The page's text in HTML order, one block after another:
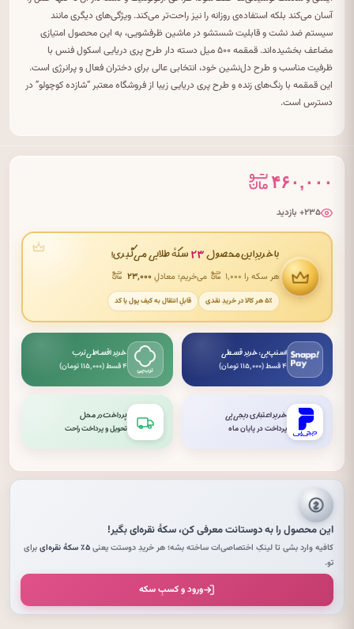
آسان می‌کند بلکه استفاده‌ی روزانه را نیز راحت‌تر می‌کند. ویژگی‌های دیگری مانند
سیستم ضد نشت و قابلیت شستشو در ماشین ظرفشویی، به این محصول امتیازی
مضاعف بخشیده‌اند. قمقمه ۵۰۰ میل دسته دار طرح پری دریایی اسکول فنس با
ظرفیت مناسب و طرح دل‌نشین خود، انتخابی عالی برای دختران فعال و پرانرژی است.
این قمقمه با رنگ‌های زنده و طرح پری دریایی زیبا از فروشگاه معتبر “شازده کوچولو” در
دسترس است.
۴۶۰,۰۰۰
۲۳۵+ بازدید
با خریدِ این محصول ۲۳ سکهٔ طلایی می‌گیری!
هر سکه را ۱٬۰۰۰ می‌خریم؛ معادلِ۲۳٬۰۰۰
۵٪ هر کالا در خریدِ نقدی قابلِ انتقال به کیف پول یا کد
اسنپ‌پی: خرید قسطی
۴ قسط (۱۱۵٬۰۰۰ تومان)
خرید اقساطی ترب
۴ قسط (۱۱۵٬۰۰۰ تومان)
خرید اعتباری دیجی‌پی
پرداخت در پایان ماه
پرداخت در محل
تحویل و پرداخت راحت
این محصول را به دوستانت معرفی کن،سکهٔ نقره‌ایبگیر!
کافیه وارد بشی تا لینکِ اختصاصی‌ات ساخته بشه؛ هر خریدِ دوستت یعنی۵٪ سکهٔ نقره‌ای
برای
تو.
ورود و کسبِ سکه